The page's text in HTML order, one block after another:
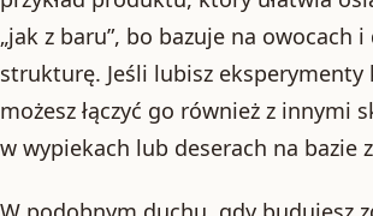
„jak z baru”, bo bazuje na owocach
strukturę. Jeśli lubisz eksperymenty
możesz łączyć go również z innymi
w wypiekach lub deserach na bazie